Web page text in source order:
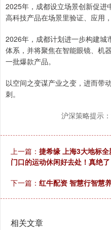
2025年，成都设立场景创新促进
高科技产品在场景里验证、应用
2026年，成都计划进一步构建城
体系，并将聚焦在智能眼镜、机
一批爆款产品。
以空间之变谋产业之变，进而带
刺。
沪深策略提示
上一篇： 捷希缘 上海3大地标
门口的运动休闲好去处！真绝了
下一篇： 红牛配资 智慧行智慧
相关文章